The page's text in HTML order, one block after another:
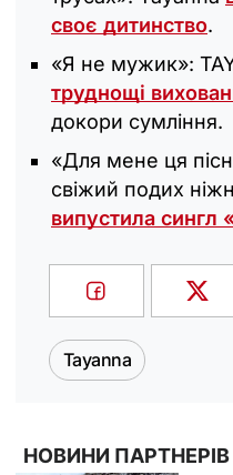
своє дитинство.
«Я не мужик»:
труднощі
докори сумління.
«Для мене ця
свіжий подих
випустила сингл
Tayanna